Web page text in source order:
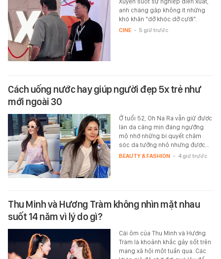
anh chàng gặp không ít những
khó khăn "dở khóc dở cười".
CINE - 5 giờ trước
Cách uống nước hay giúp người đẹp 5x trẻ như
mới ngoài 30
Ở tuổi 52, Oh Na Ra vẫn giữ được
làn da căng mịn đáng ngưỡng
mộ nhờ những bí quyết chăm
sóc da tưởng nhỏ nhưng được…
BEAUTY & FASHION - 4 giờ trước
Thu Minh và Hương Tràm không nhìn mặt nhau
suốt 14 năm vì lý do gì?
Cái ôm của Thu Minh và Hương
Tràm là khoảnh khắc gây sốt trên
mạng xã hội một tuần qua. Các